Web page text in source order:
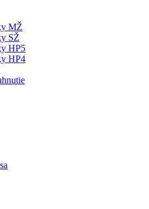
MŽ
SŽ
HP5
HP4